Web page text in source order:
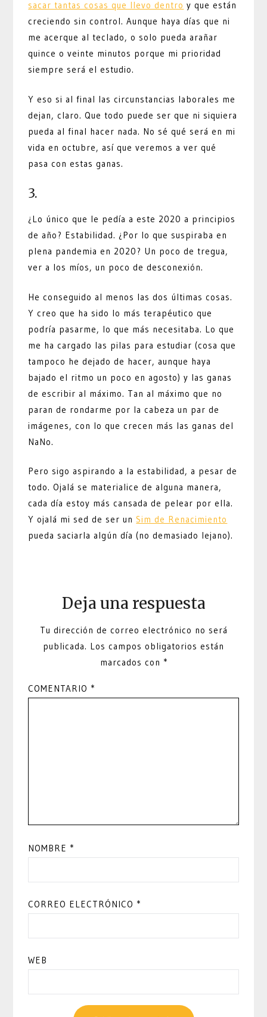
sacar tantas cosas que llevo dentro y que están
creciendo sin control. Aunque haya días que ni
me acerque al teclado, o solo pueda arañar
quince o veinte minutos porque mi prioridad
siempre será el estudio.
Y eso si al final las circunstancias laborales me
dejan, claro. Que todo puede ser que ni siquiera
pueda al final hacer nada. No sé qué será en mi
vida en octubre, así que veremos a ver qué
pasa con estas ganas.
3.
¿Lo único que le pedía a este 2020 a principios
de año? Estabilidad. ¿Por lo que suspiraba en
plena pandemia en 2020? Un poco de tregua,
ver a los míos, un poco de desconexión.
He conseguido al menos las dos últimas cosas.
Y creo que ha sido lo más terapéutico que
podría pasarme, lo que más necesitaba. Lo que
me ha cargado las pilas para estudiar (cosa que
tampoco he dejado de hacer, aunque haya
bajado el ritmo un poco en agosto) y las ganas
de escribir al máximo. Tan al máximo que no
paran de rondarme por la cabeza un par de
imágenes, con lo que crecen más las ganas del
NaNo.
Pero sigo aspirando a la estabilidad, a pesar de
todo. Ojalá se materialice de alguna manera,
cada día estoy más cansada de pelear por ella.
Y ojalá mi sed de ser unSim de Renacimiento
pueda saciarla algún día (no demasiado lejano).
Deja una respuesta
Tu dirección de correo electrónico no será
publicada. Los campos obligatorios están
marcados con *
COMENTARIO *
NOMBRE *
CORREO ELECTRÓNICO *
WEB